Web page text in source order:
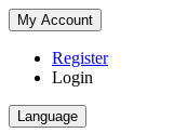
My Account
Register
Login
Language